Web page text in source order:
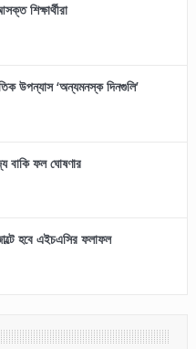
শিক্ষার্থীরা
উপন্যাস ‘অন্যমনস্ক দিনগুলি’
বাকি ফল ঘোষণার
হবে এইচএসির ফলাফল